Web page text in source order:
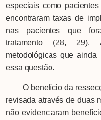
especiais como
encontraram taxas de
nas pacientes que
tratamento (28, 29).
metodológicas que ainda
essa questão.
O benefício da
revisada através de duas
não evidenciaram